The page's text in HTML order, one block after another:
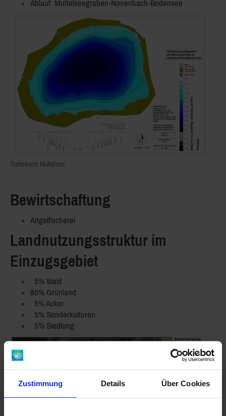
Zustimmung Details Über Cookies
Ablauf: Muttelseegraben-Nonenbach-Bodensee
Tiefenkarte Muttelsee
Bewirtschaftung
Angelfischerei
Landnutzungsstruktur im
Einzugsgebiet
5% Wald
80% Grünland
5% Acker
5% Sonderkulturen
5% Siedlung